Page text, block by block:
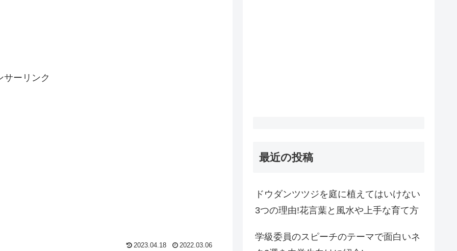
サーリンク
2023.04.18 2022.03.06
最近の投稿
ドウダンツツジを庭に植えてはいけない
3つの理由!花言葉と風水や上手な育て方
学級委員のスピーチのテーマで面白いネ